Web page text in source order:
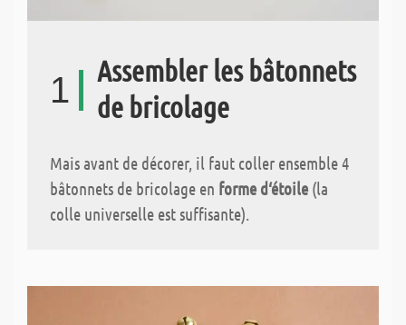
1
Assembler les bâtonnets
de bricolage
Mais avant de décorer, il faut coller ensemble 4
bâtonnets de bricolage en forme d‘étoile (la
colle universelle est suffisante).